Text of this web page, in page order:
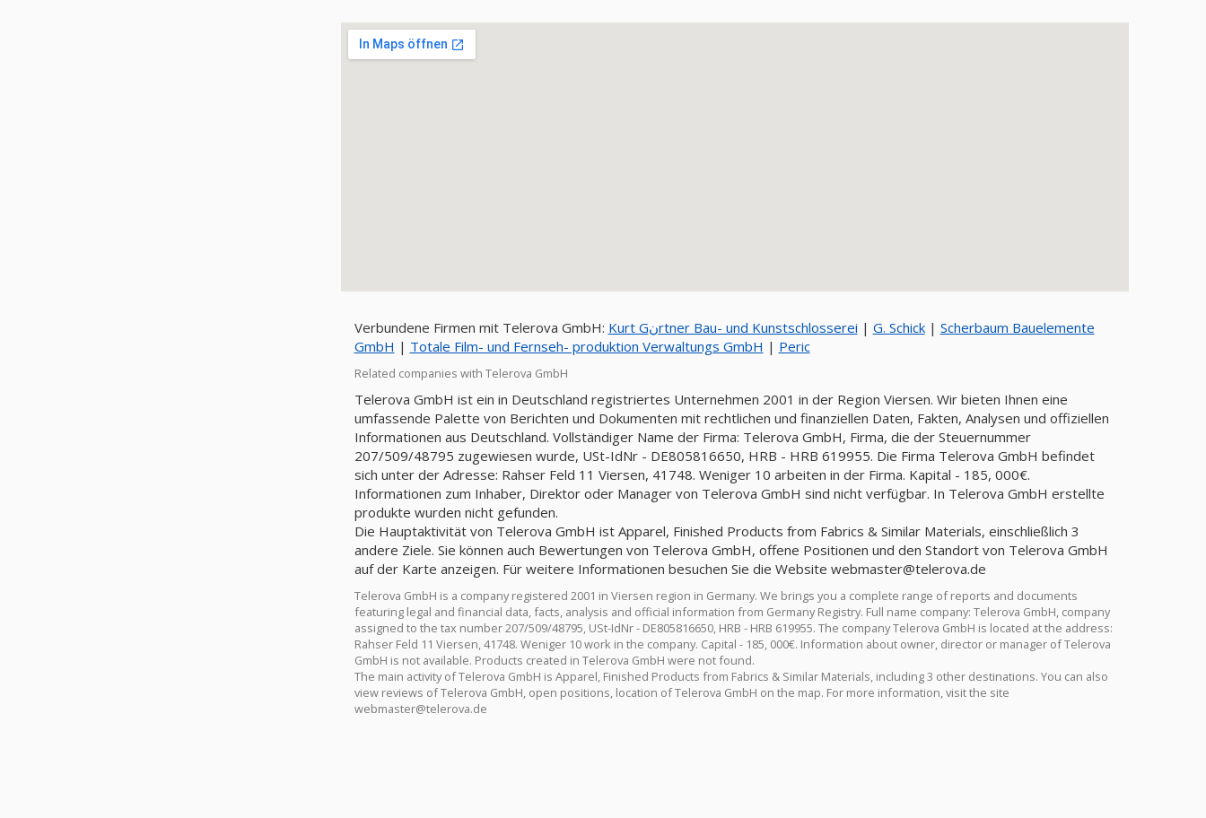
Verbundene Firmen mit Telerova GmbH: Kurt Gنrtner Bau- und Kunstschlosserei | G. Schick| Scherbaum Bauelemente
GmbH | Totale Film- und Fernseh- produktion Verwaltungs GmbH | Peric
Related companies with Telerova GmbH
Telerova GmbH ist ein in Deutschland registriertes Unternehmen 2001 in der Region Viersen. Wir bieten Ihnen eine
umfassende Palette von Berichten und Dokumenten mit rechtlichen und finanziellen Daten, Fakten, Analysen und offiziellen
Informationen aus Deutschland. Vollständiger Name der Firma: Telerova GmbH, Firma, die der Steuernummer
207/509/48795 zugewiesen wurde, USt-IdNr - DE805816650, HRB - HRB 619955. Die Firma Telerova GmbH befindet
sich unter der Adresse: Rahser Feld 11 Viersen, 41748. Weniger 10 arbeiten in der Firma. Kapital - 185, 000€.
Informationen zum Inhaber, Direktor oder Manager von Telerova GmbH sind nicht verfügbar. In Telerova GmbH erstellte
produkte wurden nicht gefunden.
Die Hauptaktivität von Telerova GmbH ist Apparel, Finished Products from Fabrics & Similar Materials, einschließlich 3
andere Ziele. Sie können auch Bewertungen von Telerova GmbH, offene Positionen und den Standort von Telerova GmbH
auf der Karte anzeigen. Für weitere Informationen besuchen Sie die Website webmaster@telerova.de
Telerova GmbH is a company registered 2001 in Viersen region in Germany. We brings you a complete range of reports and documents
featuring legal and financial data, facts, analysis and official information from Germany Registry. Full name company: Telerova GmbH, company
assigned to the tax number 207/509/48795, USt-IdNr - DE805816650, HRB - HRB 619955. The company Telerova GmbH is located at the address:
Rahser Feld 11 Viersen, 41748. Weniger 10 work in the company. Capital - 185, 000€. Information about owner, director or manager of Telerova
GmbH is not available. Products created in Telerova GmbH were not found.
The main activity of Telerova GmbH is Apparel, Finished Products from Fabrics & Similar Materials, including 3 other destinations. You can also
view reviews of Telerova GmbH, open positions, location of Telerova GmbH on the map. For more information, visit the site
webmaster@telerova.de